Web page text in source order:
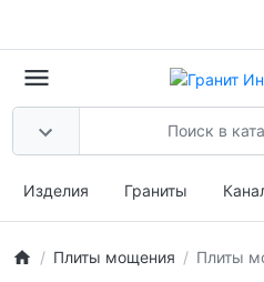
Изделия Граниты
Плиты мощения Плиты